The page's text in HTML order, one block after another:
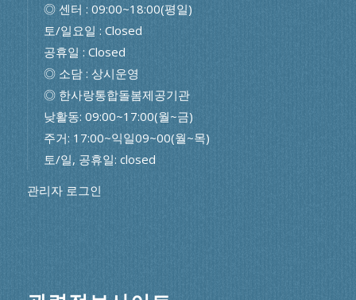
◎ 센터 : 09:00~18:00(평일)
토/일요일 : Closed
공휴일 : Closed
◎ 소담 : 상시운영
◎ 한사랑통합돌봄제공기관
낮활동: 09:00~17:00(월~금)
주거: 17:00~익일09~00(월~목)
토/일, 공휴일: closed
관리자 로그인